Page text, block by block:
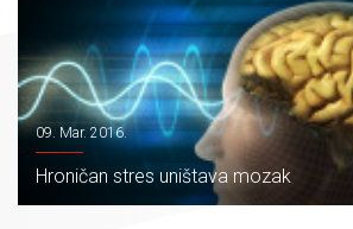
09. Mar. 2016.
Hroničan stres uništava mozak